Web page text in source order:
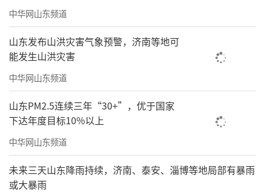
中华网山东频道
山东发布山洪灾害气象预警，济南等地可
能发生山洪灾害
中华网山东频道
山东PM2.5连续三年“30+”，优于国家
下达年度目标10%以上
中华网山东频道
未来三天山东降雨持续，济南、泰安、淄博等地局部有暴雨
或大暴雨